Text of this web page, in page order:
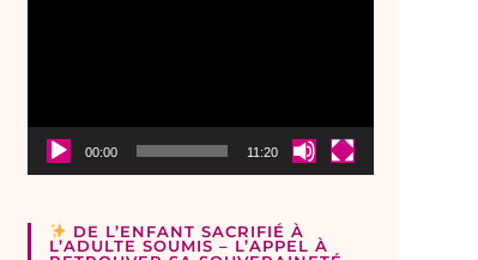
00:00 11:20
DE L’ENFANT SACRIFIÉ À
L’ADULTE SOUMIS – L’APPEL À